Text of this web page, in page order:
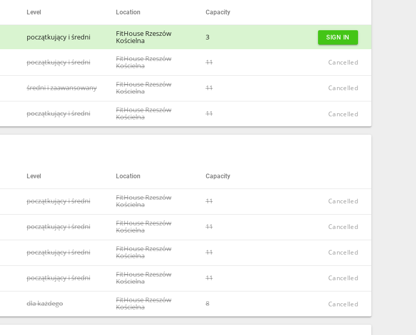
Level Location Capacity
początkujący i średni
FitHouse Rzeszów
Kościelna
3 SIGN IN
CLOSE
początkujący i średni
FitHouse Rzeszów
Kościelna
11 Cancelled
CLOSE
średni i zaawansowany
FitHouse Rzeszów
Kościelna
11 Cancelled
CLOSE
początkujący i średni
FitHouse Rzeszów
Kościelna
11 Cancelled
Level Location Capacity
początkujący i średni
FitHouse Rzeszów
Kościelna
11 Cancelled
CLOSE
początkujący i średni
FitHouse Rzeszów
Kościelna
11 Cancelled
CLOSE
początkujący i średni
FitHouse Rzeszów
Kościelna
11 Cancelled
CLOSE
początkujący i średni
FitHouse Rzeszów
Kościelna
11 Cancelled
CLOSE
dla każdego
FitHouse Rzeszów
Kościelna
8 Cancelled